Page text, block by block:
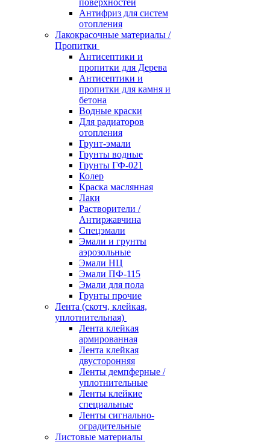
поверхностей
Антифриз для систем
отопления
Лакокрасочные материалы /
Пропитки
Антисептики и
пропитки для Дерева
Антисептики и
пропитки для камня и
бетона
Водные краски
Для радиаторов
отопления
Грунт-эмали
Грунты водные
Грунты ГФ-021
Колер
Краска маслянная
Лаки
Растворители /
Антиржавчина
Спецэмали
Эмали и грунты
аэрозольные
Эмали НЦ
Эмали ПФ-115
Эмали для пола
Грунты прочие
Лента (скотч, клейкая,
уплотнительная)
Лента клейкая
армированная
Лента клейкая
двусторонняя
Ленты демпферные /
уплотнительные
Ленты клейкие
специальные
Ленты сигнально-
оградительные
Листовые материалы